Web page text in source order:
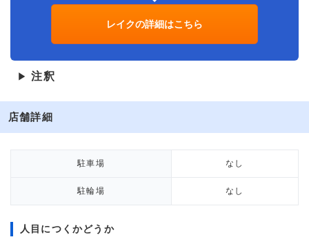
レイクの詳細はこちら
▶ 注釈
店舗詳細
駐車場 なし
駐輪場 なし
人目につくかどうか